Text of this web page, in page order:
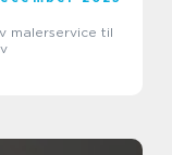
malerservice til